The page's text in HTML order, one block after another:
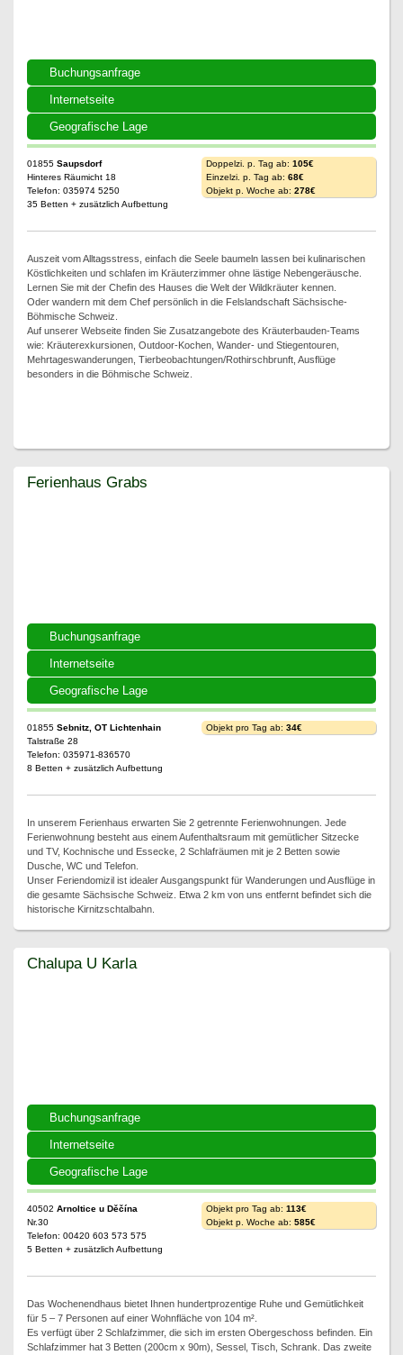
Buchungsanfrage
Internetseite
Geografische Lage
01855 Saupsdorf
Hinteres Räumicht 18
Telefon: 035974 5250
35 Betten + zusätzlich Aufbettung
Doppelzi. p. Tag ab: 105€
Einzelzi. p. Tag ab: 68€
Objekt p. Woche ab: 278€
Auszeit vom Alltagsstress, einfach die Seele baumeln lassen bei kulinarischen
Köstlichkeiten und schlafen im Kräuterzimmer ohne lästige Nebengeräusche.
Lernen Sie mit der Chefin des Hauses die Welt der Wildkräuter kennen.
Oder wandern mit dem Chef persönlich in die Felslandschaft Sächsische-
Böhmische Schweiz.
Auf unserer Webseite finden Sie Zusatzangebote des Kräuterbauden-Teams
wie: Kräuterexkursionen, Outdoor-Kochen, Wander- und Stiegentouren,
Mehrtageswanderungen, Tierbeobachtungen/Rothirschbrunft, Ausflüge
besonders in die Böhmische Schweiz.
Ferienhaus Grabs
Buchungsanfrage
Internetseite
Geografische Lage
Ferienhaus Grabs
01855 Sebnitz, OT Lichtenhain
Talstraße 28
Telefon: 035971-836570
8 Betten + zusätzlich Aufbettung
Objekt pro Tag ab: 34€
In unserem Ferienhaus erwarten Sie 2 getrennte Ferienwohnungen. Jede
Ferienwohnung besteht aus einem Aufenthaltsraum mit gemütlicher Sitzecke
und TV, Kochnische und Essecke, 2 Schlafräumen mit je 2 Betten sowie
Dusche, WC und Telefon.
Unser Feriendomizil ist idealer Ausgangspunkt für Wanderungen und Ausflüge in
die gesamte Sächsische Schweiz. Etwa 2 km von uns entfernt befindet sich die
historische Kirnitzschtalbahn.
Chalupa U Karla
Buchungsanfrage
Internetseite
Geografische Lage
Chalupa U Karla
40502 Arnoltice u Děčína
Nr.30
Telefon: 00420 603 573 575
5 Betten + zusätzlich Aufbettung
Objekt pro Tag ab: 113€
Objekt p. Woche ab: 585€
Das Wochenendhaus bietet Ihnen hundertprozentige Ruhe und Gemütlichkeit
für 5 – 7 Personen auf einer Wohnfläche von 104 m².
Es verfügt über 2 Schlafzimmer, die sich im ersten Obergeschoss befinden. Ein
Schlafzimmer hat 3 Betten (200cm x 90m), Sessel, Tisch, Schrank. Das zweite